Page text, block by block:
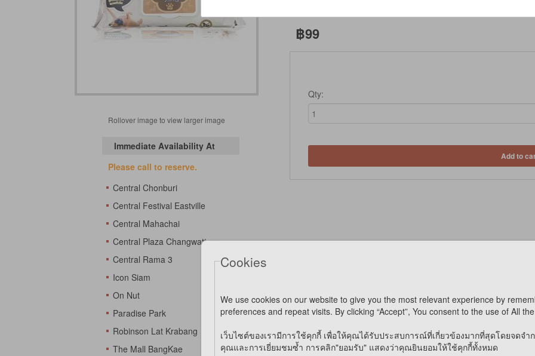
Rollover image to view larger image
Immediate Availability At
Please call to reserve.
Central Chonburi
Central Festival Eastville
Central Mahachai
Central Plaza Changwattana
Central Rama 3
Icon Siam
On Nut
Paradise Park
Robinson Lat Krabang
The Mall BangKae
฿99
Qty:
Add to
Cookies
We use cookies on our website to give you the most relevant experience by
preferences and repeat visits. By clicking “Accept”, You consent to the use of All
เว็บไซต์ของเรามีการใช้คุกกี้ เพื่อให้คุณได้รับประสบการณ์ที่เกี่ยวข้องมากที่สุดโดยจดจำ
คุณและการเยี่ยมชมซ้ำ การคลิก"ยอมรับ" แสดงว่าคุณยินยอมให้ใช้คุกกี้ทั้งหมด